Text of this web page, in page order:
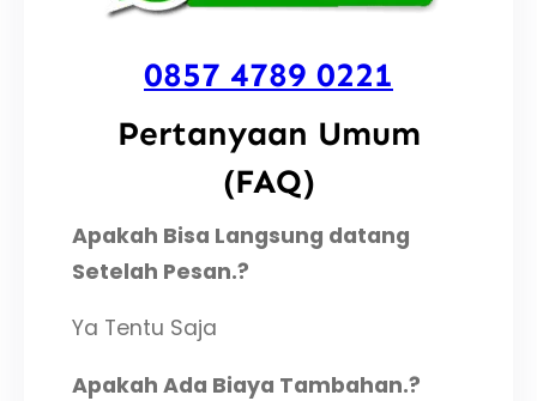
0857 4789 0221
Pertanyaan Umum
(FAQ)
Apakah Bisa Langsung datang
Setelah Pesan.?
Ya Tentu Saja
Apakah Ada Biaya Tambahan.?